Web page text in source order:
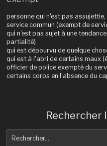
personne qui n'est pas assujettie,
service commun (exempt de
qui n'est pas sujet à une
partialité)
qui est dépourvu de quelque
qui est à l'abri de certains maux
officier de police exempté du
certains corps en l'absence du
Rechercher
pour